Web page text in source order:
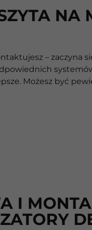
NA
– zaczyna
Możesz być
I